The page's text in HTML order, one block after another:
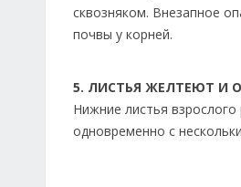
сквозняком. Внезапное
почвы у корней.
5. ЛИСТЬЯ ЖЕЛТЕЮТ И
Нижние листья
одновременно с